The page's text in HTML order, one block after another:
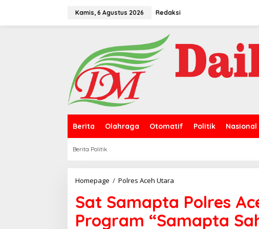
Kamis, 6 Agustus 2026 Redaksi
Berita Olahraga Otomatif Politik Nasional
Berita Politik
Homepage / Polres Aceh Utara
t
S
a
m
Sat Samapta Polres
Program “Samapta